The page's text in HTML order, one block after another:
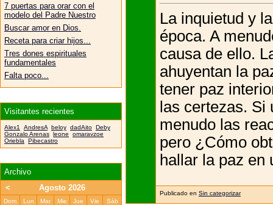
La inquietud y
época. A
causa de ello.
ahuyentan la
tener paz
las certezas. Si
menudo las
pero ¿Cómo
hallar la paz en
Publicado en Sin categorizar
7 puertas para orar con el
modelo del Padre Nuestro
Buscar amor en Dios.
Receta para criar hijos...
Tres dones espirituales
fundamentales
Falta poco...
Visitantes recientes
Alex1 AndresA beloy dadAito Deby
Gonzalo Arenas leone
omaravzoe
Oriebla
Pibecastro
Archivo
<
Agosto 2026
Dom Lun Mar Mie Jue Vie
Sáb